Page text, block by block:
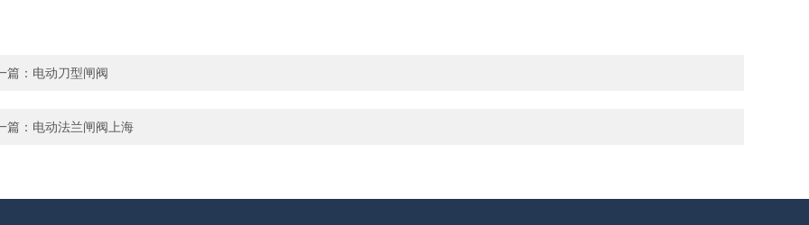
篇： 电动刀型闸阀
篇： 电动法兰闸阀上海